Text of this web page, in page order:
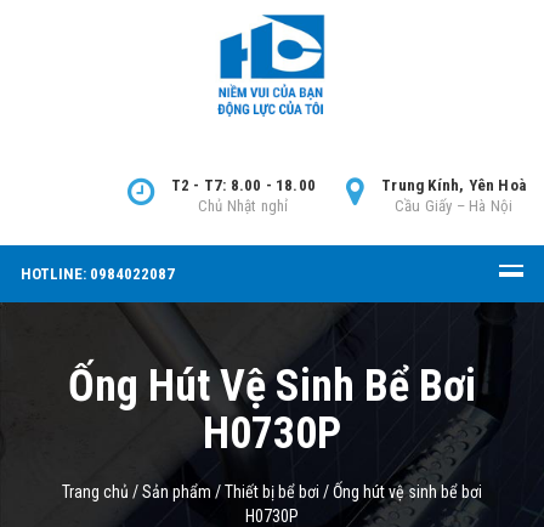
Trung Kính, Yên Hoà
Cầu Giấy – Hà Nội
T2 - T7: 8.00 - 18.00
Chủ Nhật nghỉ
HOTLINE: 0984022087
Ống Hút Vệ Sinh Bể Bơi
H0730P
Trang chủ /Sản phẩm /Thiết bị bể bơi /Ống hút vệ sinh bể bơi
H0730P